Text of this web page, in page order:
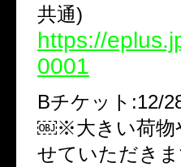
共通)
https://
0001
Bチケット:12/
￼※大きい荷物
せていただきま